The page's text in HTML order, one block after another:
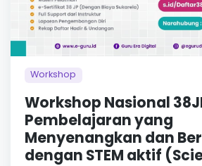
Workshop
Workshop Nasional
Pembelajaran yang
Menyenangkan dan
dengan STEM aktif